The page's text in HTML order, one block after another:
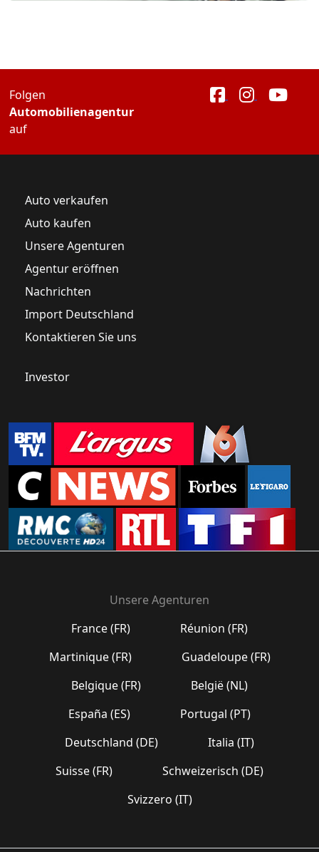
Folgen
Automobilienagentur
auf
Auto verkaufen
Auto kaufen
Unsere Agenturen
Agentur eröffnen
Nachrichten
Import Deutschland
Kontaktieren Sie uns
Investor
Unsere Agenturen
France (FR)
Réunion (FR)
Martinique (FR)
Guadeloupe (FR)
Belgique (FR)
België (NL)
España (ES)
Portugal (PT)
Deutschland (DE)
Italia (IT)
Suisse (FR)
Schweizerisch (DE)
Svizzero (IT)